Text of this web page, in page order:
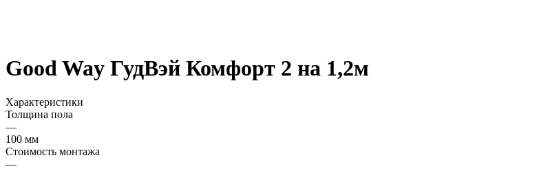
Good Way ГудВэй Комфорт 2 на 1,2м
Характеристики
Толщина пола
—
100 мм
Стоимость монтажа
—